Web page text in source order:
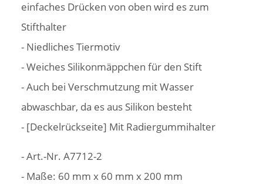
einfaches Drücken von oben wird es zum
Stifthalter
- Niedliches Tiermotiv
- Weiches Silikonmäppchen für den Stift
- Auch bei Verschmutzung mit Wasser
abwaschbar, da es aus Silikon besteht
- [Deckelrückseite] Mit Radiergummihalter
- Art.-Nr. ‎A7712-2
- Maße: 60 mm x 60 mm x 200 mm